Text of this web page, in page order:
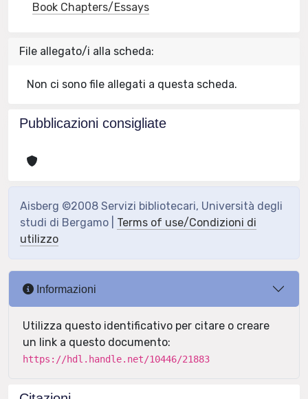
Book Chapters/Essays
File allegato/i alla scheda:
Non ci sono file allegati a questa scheda.
Pubblicazioni consigliate
Aisberg ©2008 Servizi bibliotecari, Università degli
studi di Bergamo | Terms of use/Condizioni di
utilizzo
Informazioni
Utilizza questo identificativo per citare o creare
un link a questo documento:
https://hdl.handle.net/10446/21883